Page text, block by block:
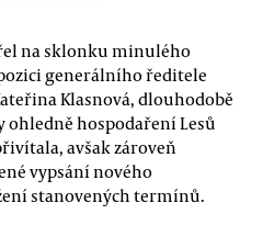
na sklonku minulého
generálního ředitele
Klasnová, dlouhodobě
hospodaření Lesů
avšak zároveň
vypsání nového
stanovených termínů.